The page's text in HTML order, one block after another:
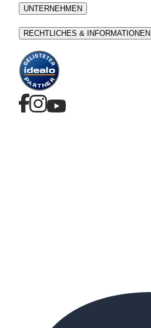
UNTERNEHMEN
RECHTLICHES & INFORMATIONEN